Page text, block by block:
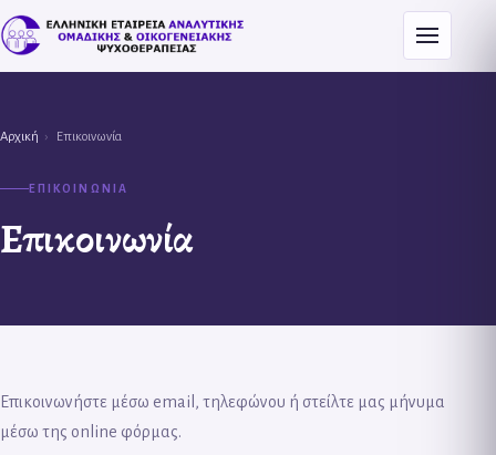
Menu
Αρχική › Επικοινωνία
ΕΠΙΚΟΙΝΩΝΙΑ
Επικοινωνία
Επικοινωνήστε μέσω email, τηλεφώνου ή στείλτε μας μήνυμα
μέσω της online φόρμας.